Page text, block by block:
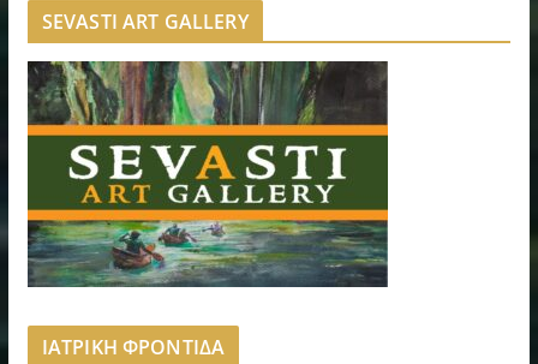
SEVASTI ART GALLERY
ΙΑΤΡΙΚΗ ΦΡΟΝΤΙΔΑ